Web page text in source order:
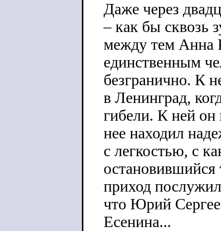
Даже через
– как бы сквозь
между тем Анна
единственным
безгранично. К
в Ленинград,
гибели. К ней он
нее находил
с легкостью, с
остановившийся
приход
что Юрий
Есенина...